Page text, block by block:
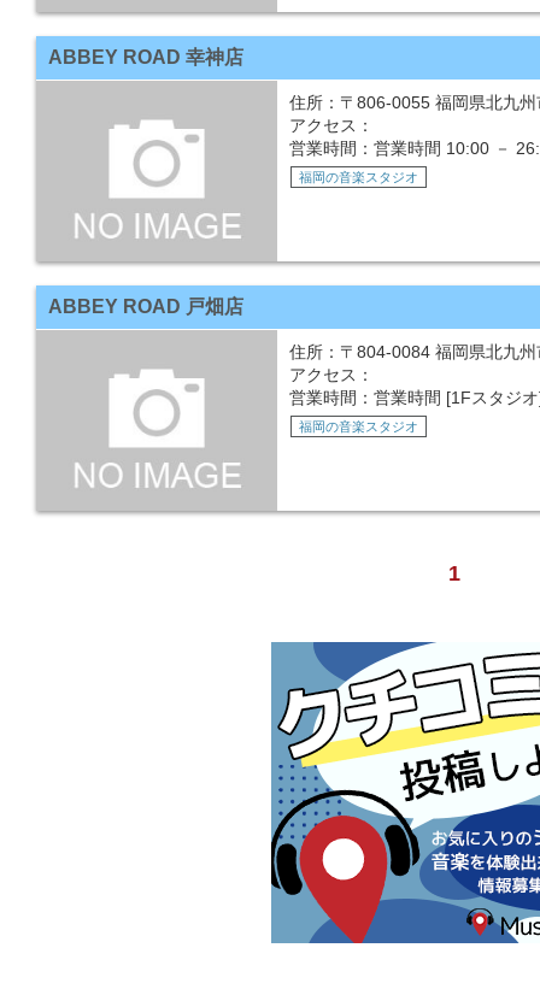
ABBEY ROAD 幸神店
住所：〒806-0055 福岡県北九
アクセス：
営業時間：営業時間 10:00 －
福岡の音楽スタジオ
ABBEY ROAD 戸畑店
住所：〒804-0084 福岡県北九
アクセス：
営業時間：営業時間 [1Fスタジ
福岡の音楽スタジオ
1